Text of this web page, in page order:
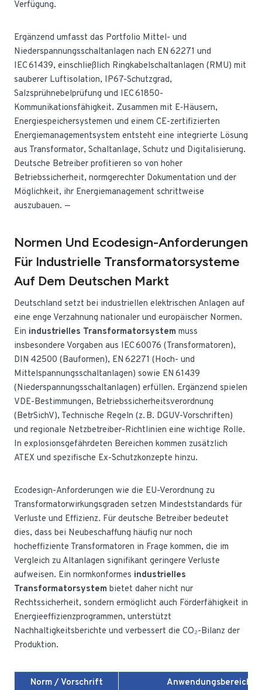
Verfügung.
Ergänzend umfasst das Portfolio Mittel- und
Niederspannungsschaltanlagen nach EN 62271 und
IEC 61439, einschließlich Ringkabelschaltanlagen (RMU) mit
sauberer Luftisolation, IP67-Schutzgrad,
Salzsprühnebelprüfung und IEC 61850-
Kommunikationsfähigkeit. Zusammen mit E‑Häusern,
Energiespeichersystemen und einem CE-zertifizierten
Energiemanagementsystem entsteht eine integrierte Lösung
aus Transformator, Schaltanlage, Schutz und Digitalisierung.
Deutsche Betreiber profitieren so von hoher
Betriebssicherheit, normgerechter Dokumentation und der
Möglichkeit, ihr Energiemanagement schrittweise
auszubauen. —
Normen Und Ecodesign-Anforderungen
Für Industrielle Transformatorsysteme
Auf Dem Deutschen Markt
Deutschland setzt bei industriellen elektrischen Anlagen auf
eine enge Verzahnung nationaler und europäischer Normen.
Ein industrielles Transformatorsystem muss
insbesondere Vorgaben aus IEC 60076 (Transformatoren),
DIN 42500 (Bauformen), EN 62271 (Hoch- und
Mittelspannungsschaltanlagen) sowie EN 61439
(Niederspannungsschaltanlagen) erfüllen. Ergänzend spielen
VDE-Bestimmungen, Betriebssicherheitsverordnung
(BetrSichV), Technische Regeln (z. B. DGUV-Vorschriften)
und regionale Netzbetreiber-Richtlinien eine wichtige Rolle.
In explosionsgefährdeten Bereichen kommen zusätzlich
ATEX und spezifische Ex-Schutzkonzepte hinzu.
Ecodesign-Anforderungen wie die EU-Verordnung zu
Transformatorwirkungsgraden setzen Mindeststandards für
Verluste und Effizienz. Für deutsche Betreiber bedeutet
dies, dass bei Neubeschaffung häufig nur noch
hocheffiziente Transformatoren in Frage kommen, die im
Vergleich zu Altanlagen signifikant geringere Verluste
aufweisen. Ein normkonformes industrielles
Transformatorsystem bietet daher nicht nur
Rechtssicherheit, sondern ermöglicht auch Förderfähigkeit in
Energieeffizienzprogrammen, unterstützt
Nachhaltigkeitsberichte und verbessert die CO₂-Bilanz der
Produktion.
Norm / Vorschrift Anwendungsbereich